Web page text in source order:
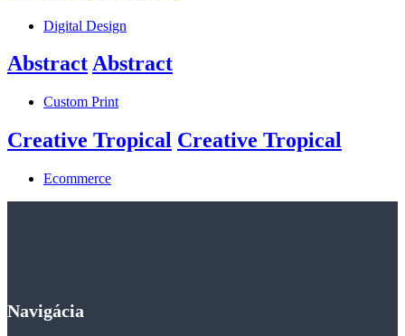
Digital Design
AbstractAbstract
Custom Print
Creative Tropical Creative Tropical
Ecommerce
Navigácia